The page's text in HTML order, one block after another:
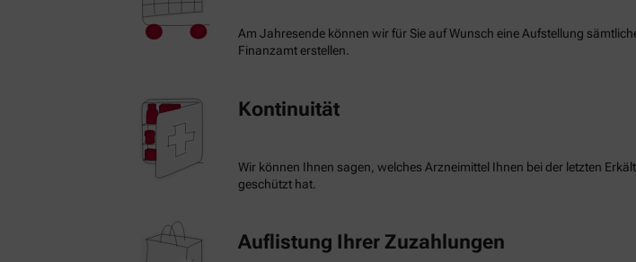
Am Jahresende können wir für Sie auf Wunsch eine Aufstellung
Finanzamt erstellen.
Kontinuität
Wir können Ihnen sagen, welches Arzneimittel Ihnen bei der letzten
geschützt hat.
Auflistung Ihrer Zuzahlungen